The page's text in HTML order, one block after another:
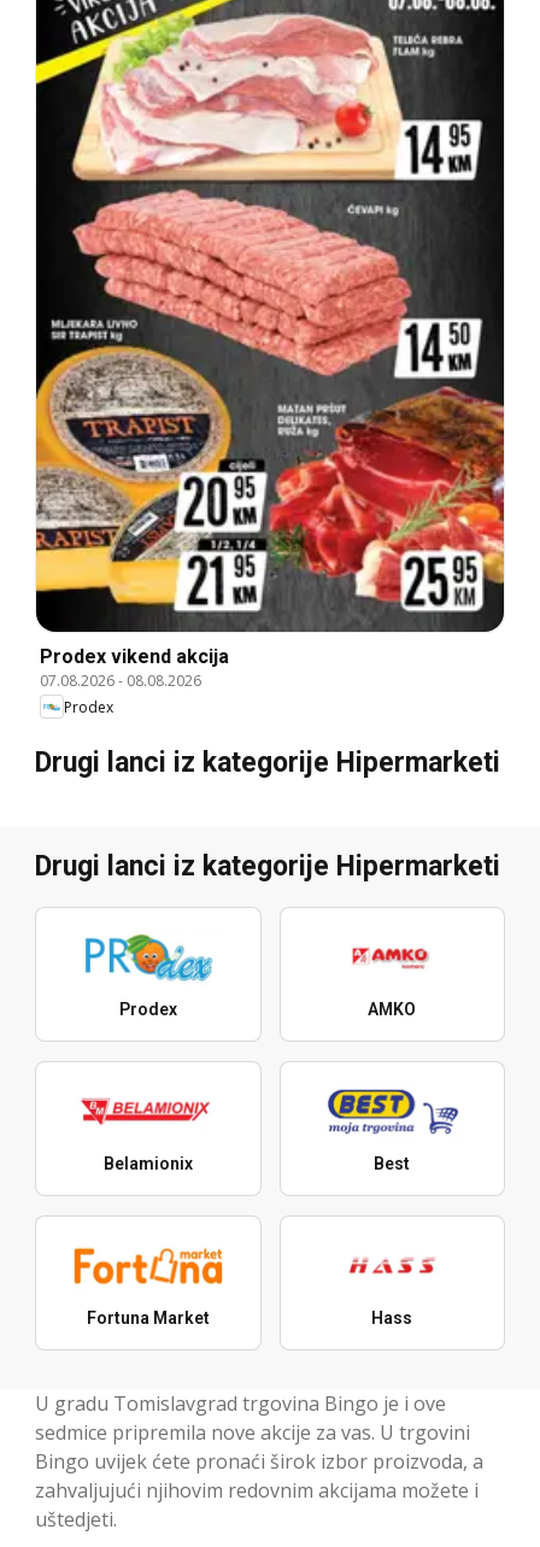
Prodex vikend akcija
07.08.2026- 08.08.2026
Prodex
Drugi lanci iz kategorije Hipermarketi
Drugi lanci iz kategorije Hipermarketi
Prodex AMKO
Belamionix Best
Fortuna Market Hass
U gradu Tomislavgrad trgovina Bingo je i ove
sedmice pripremila nove akcije za vas. U trgovini
Bingo uvijek ćete pronaći širok izbor proizvoda, a
zahvaljujući njihovim redovnim akcijama možete i
uštedjeti.